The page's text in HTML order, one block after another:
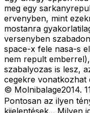
meg egy
ervenyben, mint
mostanra
versenyben
space-x fele nasa-s
nem repult
szabalyozas is lesz,
cegekre vonatkozhat
© Molnibalage2014.
Pontosan az ilyen